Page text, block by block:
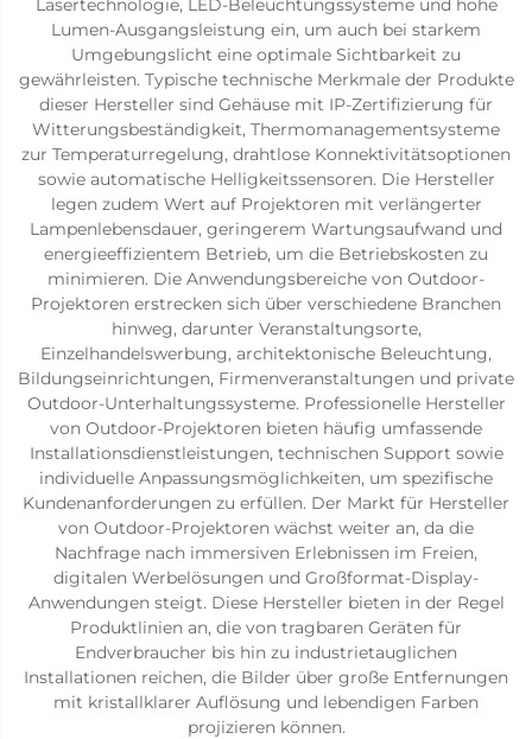
Lasertechnologie, LED-Beleuchtungssysteme und hohe
Lumen-Ausgangsleistung ein, um auch bei starkem
Umgebungslicht eine optimale Sichtbarkeit zu
gewährleisten. Typische technische Merkmale der Produkte
dieser Hersteller sind Gehäuse mit IP-Zertifizierung für
Witterungsbeständigkeit, Thermomanagementsysteme
zur Temperaturregelung, drahtlose Konnektivitätsoptionen
sowie automatische Helligkeitssensoren. Die Hersteller
legen zudem Wert auf Projektoren mit verlängerter
Lampenlebensdauer, geringerem Wartungsaufwand und
energieeffizientem Betrieb, um die Betriebskosten zu
minimieren. Die Anwendungsbereiche von Outdoor-
Projektoren erstrecken sich über verschiedene Branchen
hinweg, darunter Veranstaltungsorte,
Einzelhandelswerbung, architektonische Beleuchtung,
Bildungseinrichtungen, Firmenveranstaltungen und private
Outdoor-Unterhaltungssysteme. Professionelle Hersteller
von Outdoor-Projektoren bieten häufig umfassende
Installationsdienstleistungen, technischen Support sowie
individuelle Anpassungsmöglichkeiten, um spezifische
Kundenanforderungen zu erfüllen. Der Markt für Hersteller
von Outdoor-Projektoren wächst weiter an, da die
Nachfrage nach immersiven Erlebnissen im Freien,
digitalen Werbelösungen und Großformat-Display-
Anwendungen steigt. Diese Hersteller bieten in der Regel
Produktlinien an, die von tragbaren Geräten für
Endverbraucher bis hin zu industrietauglichen
Installationen reichen, die Bilder über große Entfernungen
mit kristallklarer Auflösung und lebendigen Farben
projizieren können.